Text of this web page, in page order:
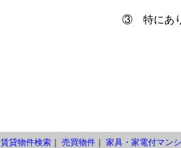
③ 特にあ
賃貸物件検索｜ 売買物件｜ 家具・家電付マン